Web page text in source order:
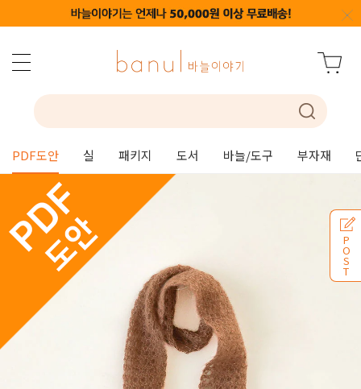
PDF도안 실 패키지 도서 바늘/도구 부자재
P
O
S
T